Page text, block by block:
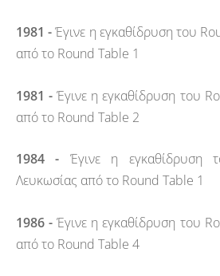
1981 -Έγινε η εγκαθίδρυση του
από το Round Table 1
1981 - Έγινε η εγκαθίδρυση του
από το Round Table 2
1984 - Έγινε η εγκαθίδρυση
Λευκωσίας από το Round Table 1
1986 - Έγινε η εγκαθίδρυση του
από το Round Table 4